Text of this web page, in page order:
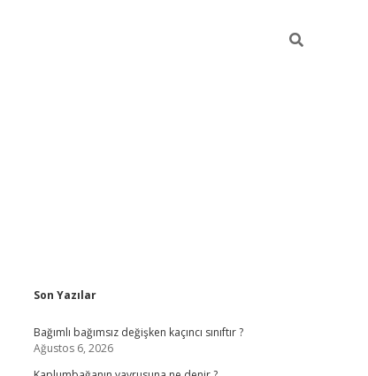
Sidebar
Son Yazılar
Bağımlı bağımsız değişken kaçıncı sınıftır ?
Ağustos 6, 2026